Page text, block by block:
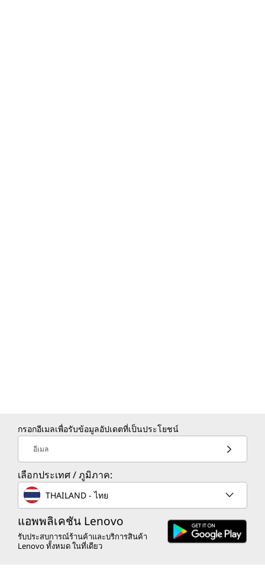
กรอกอีเมลเพื่อรับข้อมูลอัปเดตที่เป็นประโยชน์
อีเมล
เลือกประเทศ / ภูมิภาค:
THAILAND - ไทย
แอพพลิเคชัน Lenovo
รับประสบการณ์ร้านค้าและบริการสินค้า
Lenovo ทั้งหมด ในที่เดียว